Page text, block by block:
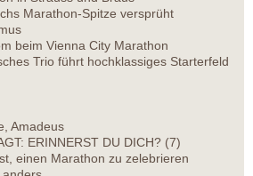
Marathon-Spitze versprüht
beim Vienna City Marathon
Trio führt hochklassiges Starterfeld
Amadeus
ERINNERST DU DICH? (7)
einen Marathon zu zelebrieren